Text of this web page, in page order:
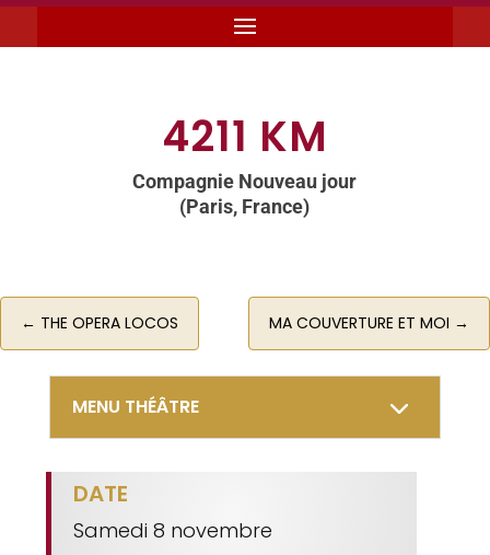
4211 KM
Compagnie Nouveau jour
(Paris, France)
← THE OPERA LOCOS MA COUVERTURE ET MOI →
MENU THÉÂTRE
DATE
Samedi 8 novembre